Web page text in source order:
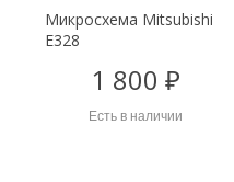
Микросхема Mitsubishi
E328
1 800 ₽
Есть в наличии